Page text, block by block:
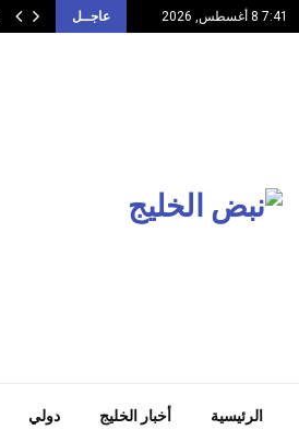
7:41 8 أغسطس, 2026 عاجــل
الرئيسية أخبار الخليج دولي